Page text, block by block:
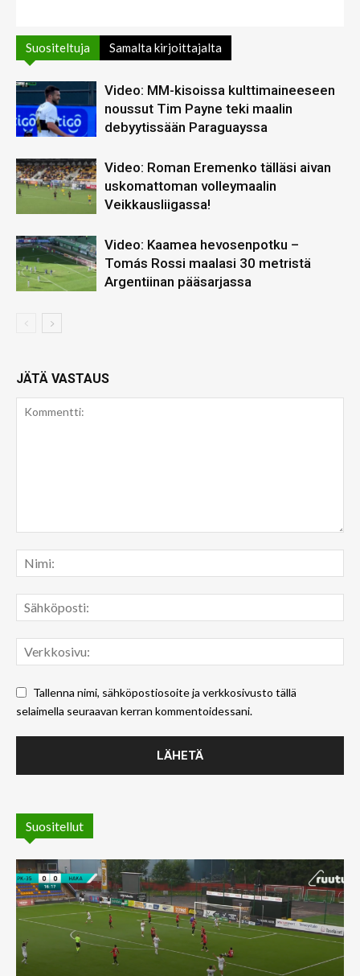
Suositeltuja Samalta kirjoittajalta
Video: MM-kisoissa kulttimaineeseen
noussut Tim Payne teki maalin
debyytissään Paraguayssa
Video: Roman Eremenko tälläsi aivan
uskomattoman volleymaalin
Veikkausliigassa!
Video: Kaamea hevosenpotku –
Tomás Rossi maalasi 30 metristä
Argentiinan pääsarjassa
JÄTÄ VASTAUS
Tallenna nimi, sähköpostiosoite ja verkkosivusto tällä
selaimella seuraavan kerran kommentoidessani.
Suositellut